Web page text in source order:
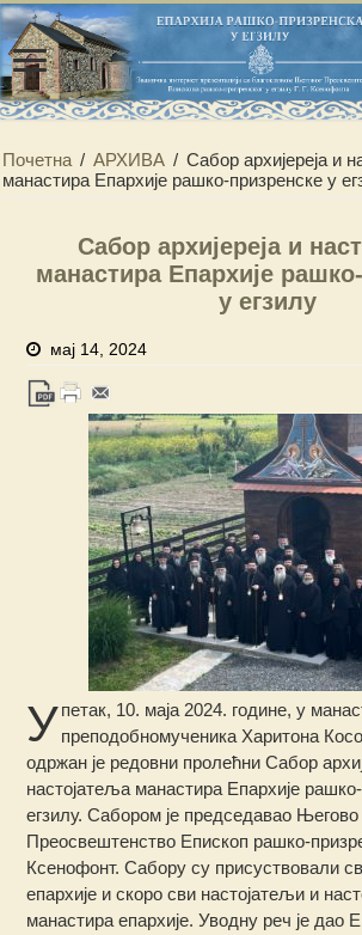
Почетна / АРХИВА / Сабор архијереја и
манастира Епархије рашко-призренске у
Сабор архијереја и
манастира Епархије
у егзилу
мај 14, 2024
Упетак, 10. маја 2024. године, у
преподобномученика Харитона
одржан је редовни пролећни Сабор
настојатеља манастира Епархије
егзилу. Сабором је председавао Његово
Преосвештенство Епископ рашко-
Ксенофонт.Сабору су присуствовали
епархије и скоро сви настојатељи и
манастира епархије. Уводну реч је дао